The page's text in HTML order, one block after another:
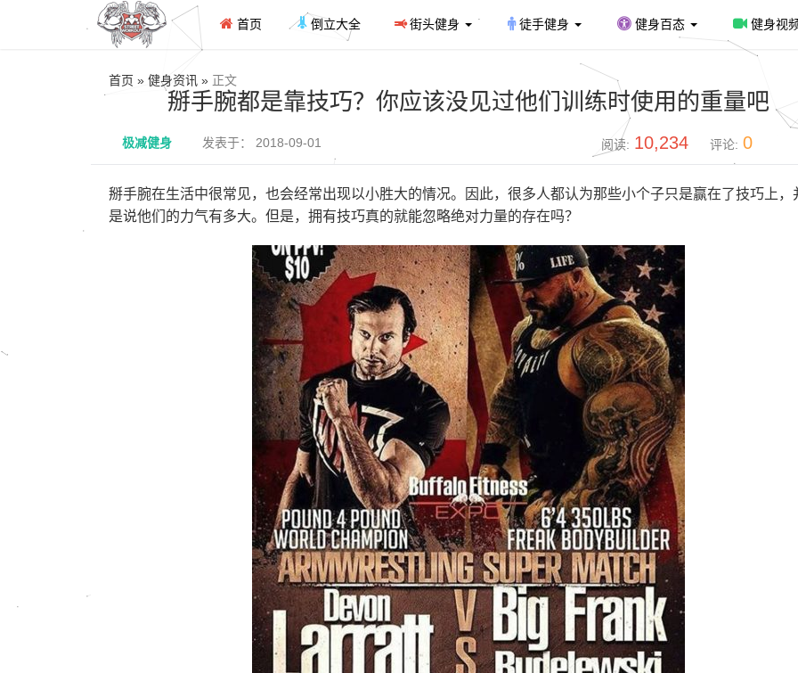
首页 倒立大全 街头健身 徒手健身 健身百态 健身视
首页 » 健身资讯 » 正文
掰手腕都是靠技巧？你应该没见过他们训练时使用的重量吧
极减健身 发表于： 2018-09-01 阅读: 10,234 评论: 0
掰手腕在生活中很常见，也会经常出现以小胜大的情况。因此，很多人都认为那些小个子只是赢在了技巧上，
是说他们的力气有多大。但是，拥有技巧真的就能忽略绝对力量的存在吗？